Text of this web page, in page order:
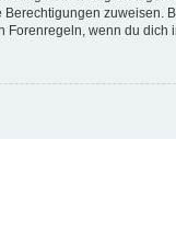
zuweisen.
wenn du dich